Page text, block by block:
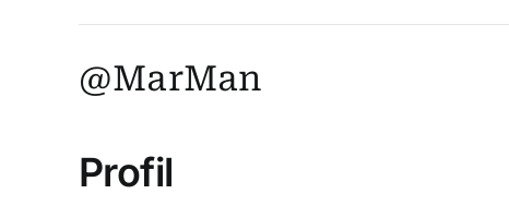
@MarMan
Profil